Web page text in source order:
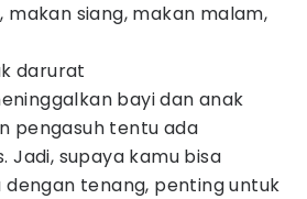
siang, makan malam,
darurat
bayi dan anak
pengasuh tentu ada
Jadi, supaya kamu bisa
tenang, penting untuk